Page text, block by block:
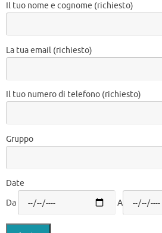
Il tuo nome e cognome (richiesto)
La tua email (richiesto)
Il tuo numero di telefono (richiesto)
Gruppo
Date
Da
A